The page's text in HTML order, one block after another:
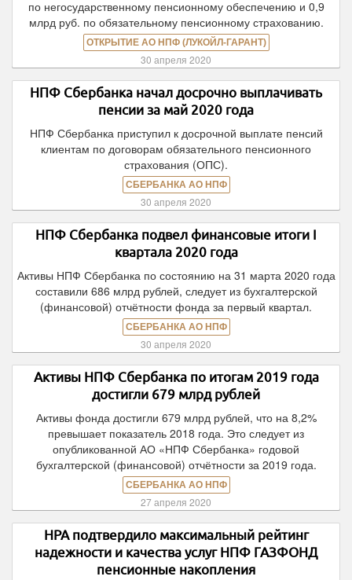
по негосударственному пенсионному обеспечению и 0,9
млрд руб. по обязательному пенсионному страхованию.
ОТКРЫТИЕ АО НПФ (ЛУКОЙЛ-ГАРАНТ)
30 апреля 2020
НПФ Сбербанка начал досрочно выплачивать
пенсии за май 2020 года
НПФ Сбербанка приступил к досрочной выплате пенсий
клиентам по договорам обязательного пенсионного
страхования (ОПС).
СБЕРБАНКА АО НПФ
30 апреля 2020
НПФ Сбербанка подвел финансовые итоги I
квартала 2020 года
Активы НПФ Сбербанка по состоянию на 31 марта 2020 года
составили 686 млрд рублей, следует из бухгалтерской
(финансовой) отчётности фонда за первый квартал.
СБЕРБАНКА АО НПФ
30 апреля 2020
Активы НПФ Сбербанка по итогам 2019 года
достигли 679 млрд рублей
Активы фонда достигли 679 млрд рублей, что на 8,2%
превышает показатель 2018 года. Это следует из
опубликованной АО «НПФ Сбербанка» годовой
бухгалтерской (финансовой) отчётности за 2019 года.
СБЕРБАНКА АО НПФ
27 апреля 2020
НРА подтвердило максимальный рейтинг
надежности и качества услуг НПФ ГАЗФОНД
пенсионные накопления